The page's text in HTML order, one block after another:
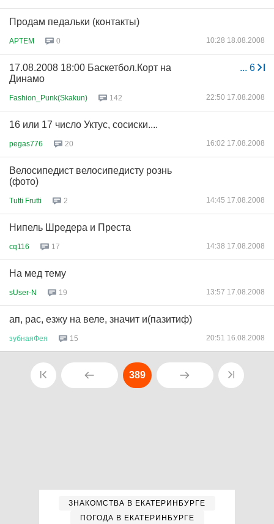
Продам педальки (контакты)
APTEM 0 10:28 18.08.2008
... 6
17.08.2008 18:00 Баскетбол.Корт на
Динамо
Fashion_Punk(Skakun) 142 22:50 17.08.2008
16 или 17 число Уктус, сосиски....
pegas776 20 16:02 17.08.2008
Велосипедист велосипедисту рознь
(фото)
Tutti Frutti 2 14:45 17.08.2008
Нипель Шредера и Преста
cq116 17 14:38 17.08.2008
На мед тему
sUser-N 19 13:57 17.08.2008
ап, рас, езжу на веле, значит и(пазитиф)
зубнаяФея 15 20:51 16.08.2008
389
ЗНАКОМСТВА В ЕКАТЕРИНБУРГЕ
ПОГОДА В ЕКАТЕРИНБУРГЕ